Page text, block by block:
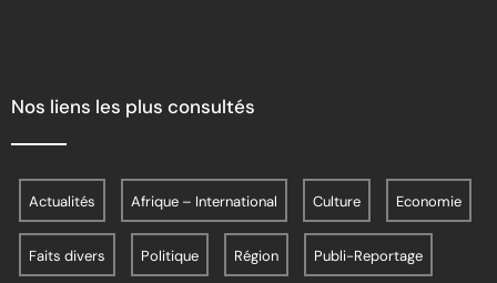
Nos liens les plus consultés
Actualités Afrique – International Culture Economie
Faits divers Politique Région Publi-Reportage